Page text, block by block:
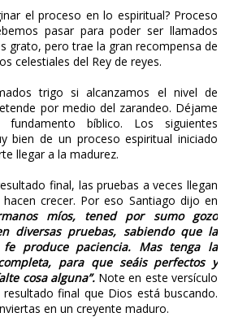
el proceso en lo espiritual? Proceso
pasar para poder ser llamados
grato, pero trae la gran recompensa de
celestiales del Rey de reyes.
trigo si alcanzamos el nivel de
por medio del zarandeo. Déjame
bíblico. Los siguientes
bien de un proceso espiritual iniciado
llegar a la madurez.
final, las pruebas a veces llegan
crecer. Por eso Santiago dijo en
míos, tened por sumo gozo
diversas pruebas, sabiendo que la
produce paciencia. Mas tenga la
para que seáis perfectos y
cosa alguna”.Note en este versículo
final que Dios está buscando.
en un creyente maduro.